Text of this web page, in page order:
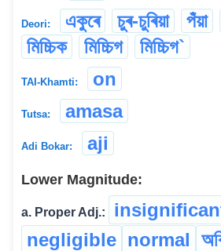
Deori: একুৰে চুৰ-চুৰিয়া পঁয়া
মিচ্চিক
মিচ্চিগ মিচ্চিগ`
TAI-Khamti: on
Tutsa: amasa
Adi Bokar: aji
Lower Magnitude:
a. Proper Adj.:
negligible normal